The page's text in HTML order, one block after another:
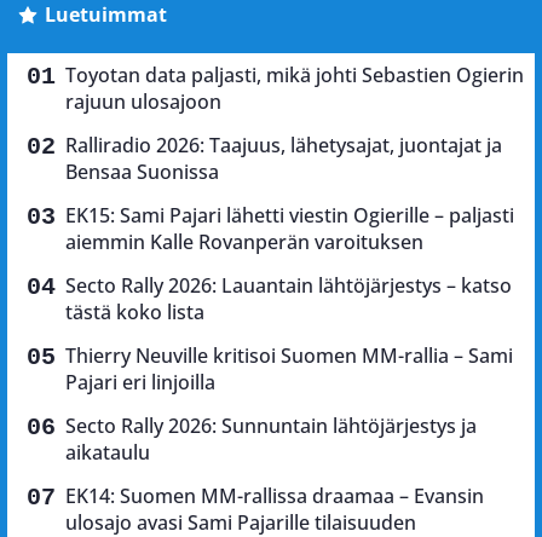
Luetuimmat
Toyotan data paljasti, mikä johti Sebastien Ogierin
rajuun ulosajoon
Ralliradio 2026: Taajuus, lähetysajat, juontajat ja
Bensaa Suonissa
EK15: Sami Pajari lähetti viestin Ogierille – paljasti
aiemmin Kalle Rovanperän varoituksen
Secto Rally 2026: Lauantain lähtöjärjestys – katso
tästä koko lista
Thierry Neuville kritisoi Suomen MM-rallia – Sami
Pajari eri linjoilla
Secto Rally 2026: Sunnuntain lähtöjärjestys ja
aikataulu
EK14: Suomen MM-rallissa draamaa – Evansin
ulosajo avasi Sami Pajarille tilaisuuden